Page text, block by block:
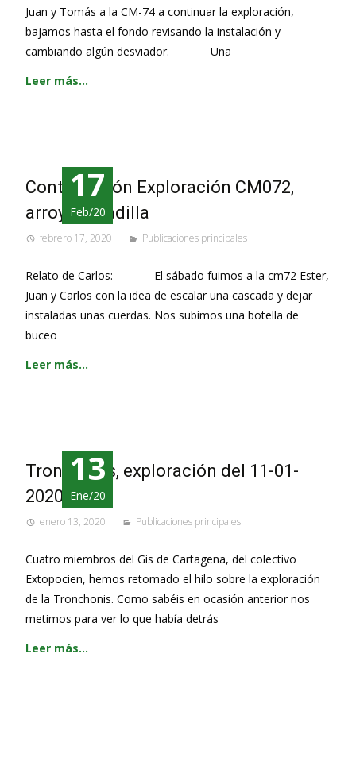
Juan y Tomás a la CM-74 a continuar la exploración,
bajamos hasta el fondo revisando la instalación y
cambiando algún desviador. Una
Leer más…
17
Feb/20
Continuación Exploración CM072,
arroyo Celadilla
febrero 17, 2020 Publicaciones principales
Relato de Carlos: El sábado fuimos a la cm72 Ester,
Juan y Carlos con la idea de escalar una cascada y dejar
instaladas unas cuerdas. Nos subimos una botella de
buceo
Leer más…
13
Ene/20
Tronchonis, exploración del 11-01-
2020
enero 13, 2020 Publicaciones principales
Cuatro miembros del Gis de Cartagena, del colectivo
Extopocien, hemos retomado el hilo sobre la exploración
de la Tronchonis. Como sabéis en ocasión anterior nos
metimos para ver lo que había detrás
Leer más…